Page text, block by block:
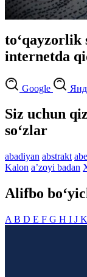
to‘qayzorlik
internetda
Google
Siz uchun
so‘zlar
abadiyan abstrakt
Kalon aʼzoyi badan
Alifbo
A B D E F G H I J K